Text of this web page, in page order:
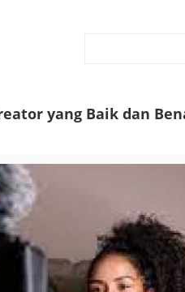
yang Baik dan